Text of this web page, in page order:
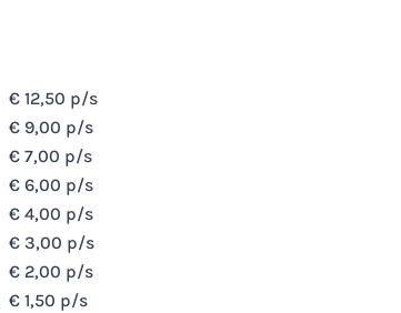
€ 12,50 p/s
€ 9,00 p/s
€ 7,00 p/s
€ 6,00 p/s
€ 4,00 p/s
€ 3,00 p/s
€ 2,00 p/s
€ 1,50 p/s